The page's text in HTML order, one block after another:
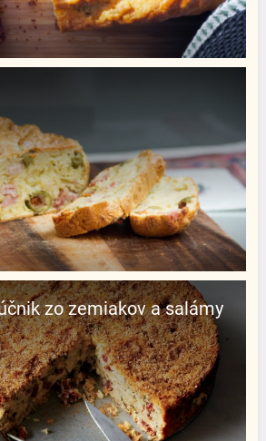
zo zemiakov a salámy